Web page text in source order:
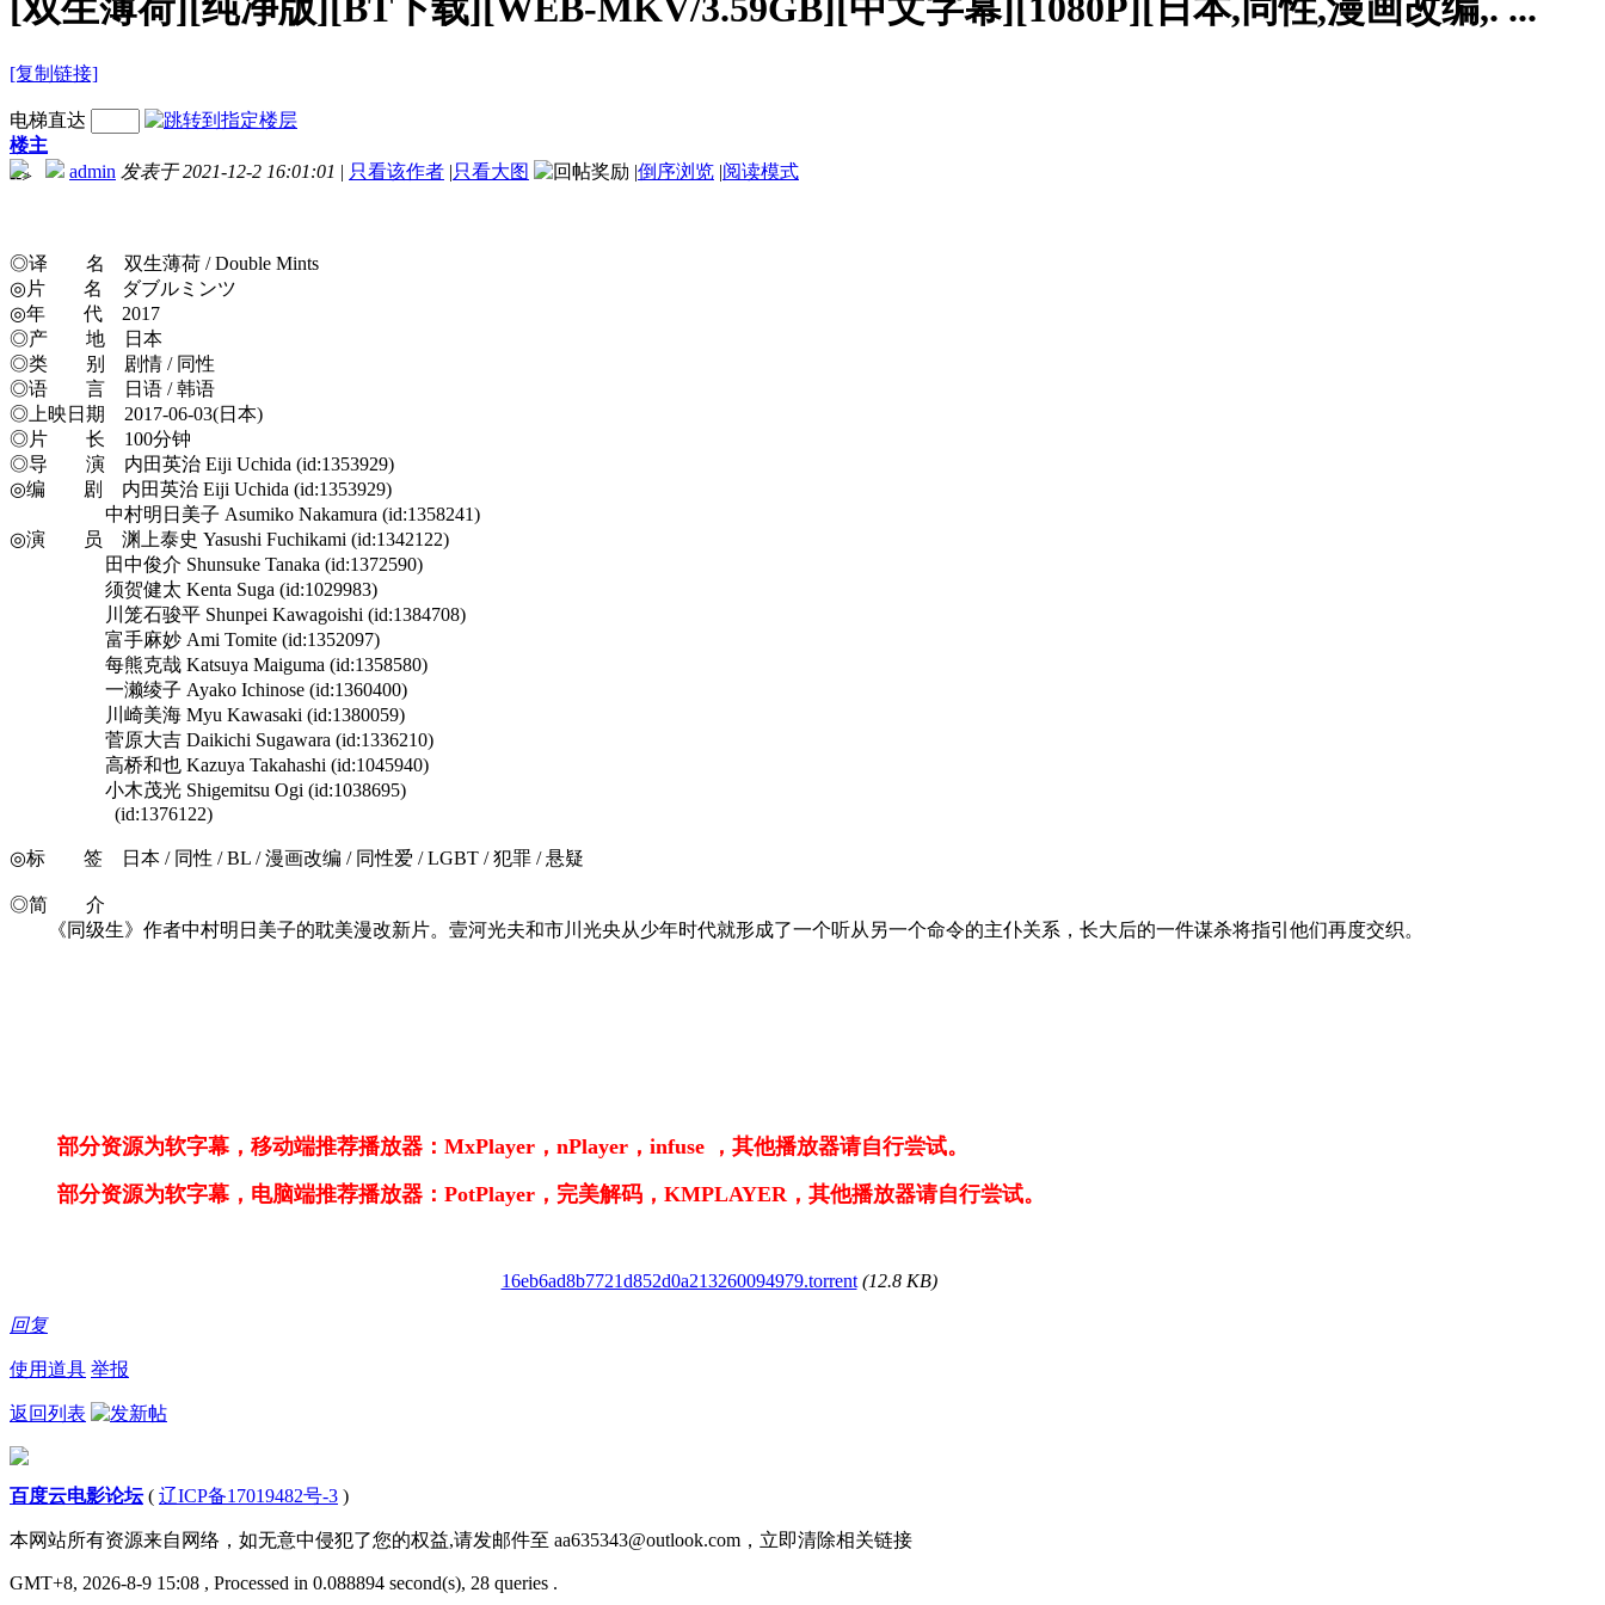
[双生薄荷][纯净版][BT下载][WEB-MKV/3.59GB][中文字幕][1080P][日本,同性,漫画改编,. ...
[复制链接]
电梯直达
楼主
admin 发表于 2021-12-2 16:01:01 | 只看该作者 |只看大图 |倒序浏览 |阅读模式
-->
◎译 名 双生薄荷 / Double Mints
◎片 名 ダブルミンツ
◎年 代 2017
◎产 地 日本
◎类 别 剧情 / 同性
◎语 言 日语 / 韩语
◎上映日期 2017-06-03(日本)
◎片 长 100分钟
◎导 演 内田英治 Eiji Uchida (id:1353929)
◎编 剧 内田英治 Eiji Uchida (id:1353929)
中村明日美子 Asumiko Nakamura (id:1358241)
◎演 员 渊上泰史 Yasushi Fuchikami (id:1342122)
田中俊介 Shunsuke Tanaka (id:1372590)
须贺健太 Kenta Suga (id:1029983)
川笼石骏平 Shunpei Kawagoishi (id:1384708)
富手麻妙 Ami Tomite (id:1352097)
每熊克哉 Katsuya Maiguma (id:1358580)
一濑绫子 Ayako Ichinose (id:1360400)
川崎美海 Myu Kawasaki (id:1380059)
菅原大吉 Daikichi Sugawara (id:1336210)
高桥和也 Kazuya Takahashi (id:1045940)
小木茂光 Shigemitsu Ogi (id:1038695)
(id:1376122)
◎标 签 日本 / 同性 / BL / 漫画改编 / 同性爱 / LGBT / 犯罪 / 悬疑
◎简 介
《同级生》作者中村明日美子的耽美漫改新片。壹河光夫和市川光央从少年时代就形成了一个听从另一个命令的主仆关系，长大后的一件谋杀将指引他们再度交织。
部分资源为软字幕，移动端推荐播放器：MxPlayer，nPlayer，infuse ，其他播放器请自行尝试。
部分资源为软字幕，电脑端推荐播放器：PotPlayer，完美解码，KMPLAYER，其他播放器请自行尝试。
16eb6ad8b7721d852d0a213260094979.torrent (12.8 KB)
回复
使用道具 举报
返回列表
百度云电影论坛( 辽ICP备17019482号-3 )
本网站所有资源来自网络，如无意中侵犯了您的权益,请发邮件至 aa635343@outlook.com ，立即清除相关链接
GMT+8, 2026-8-9 15:08 , Processed in 0.088894 second(s), 28 queries .